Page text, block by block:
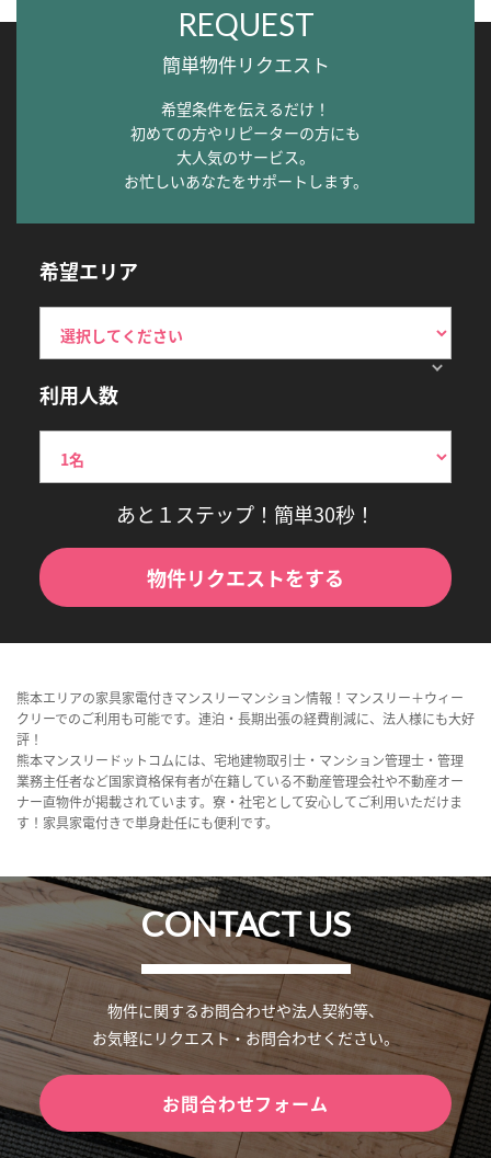
REQUEST
簡単物件リクエスト
希望条件を伝えるだけ！
初めての方やリピーターの方にも
大人気のサービス。
お忙しいあなたをサポートします。
希望エリア
利用人数
あと１ステップ！簡単30秒！
物件リクエストをする
熊本エリアの家具家電付きマンスリーマンション情報！マンスリー＋ウィー
クリーでのご利用も可能です。連泊・長期出張の経費削減に、法人様にも大好
評！
熊本マンスリードットコムには、宅地建物取引士・マンション管理士・管理
業務主任者など国家資格保有者が在籍している不動産管理会社や不動産オー
ナー直物件が掲載されています。寮・社宅として安心してご利用いただけま
す！家具家電付きで単身赴任にも便利です。
CONTACT US
物件に関するお問合わせや法人契約等、
お気軽にリクエスト・お問合わせください。
お問合わせフォーム